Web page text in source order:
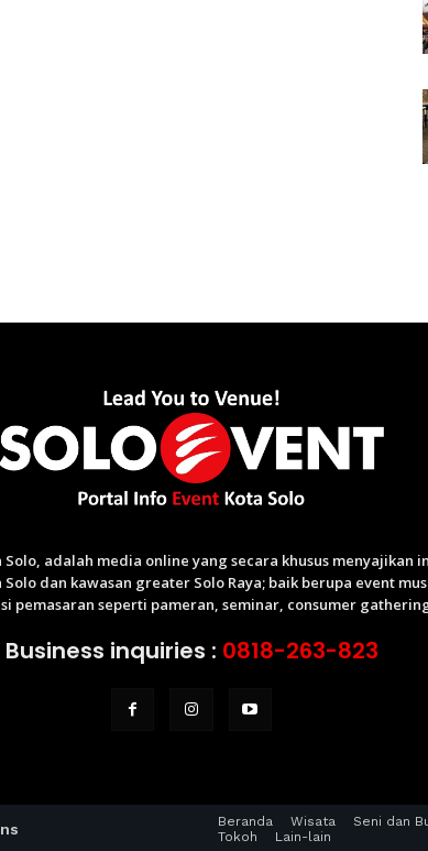
Solo, adalah media online yang secara khusus
dan kawasan greater Solo Raya; baik berupa event
pemasaran seperti pameran, seminar, consumer
Business inquiries : 0818-263-823
Beranda Wisata Seni dan
Tokoh
Lain-lain